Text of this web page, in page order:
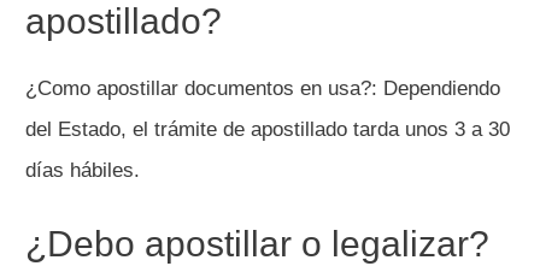
apostillado?
¿Como apostillar documentos en usa?: Dependiendo
del Estado, el trámite de apostillado tarda unos 3 a 30
días hábiles.
¿Debo apostillar o legalizar?